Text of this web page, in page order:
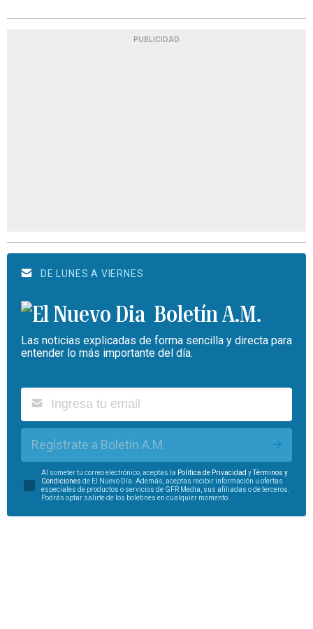
PUBLICIDAD
DE LUNES A VIERNES
Boletín A.M.
Las noticias explicadas de forma sencilla y directa para
entender lo más importante del día.
Regístrate a Boletín A.M.
Al someter tu correo electrónico, aceptas la Política de Privacidad yTérminos y
Condiciones de El Nuevo Día. Además, aceptas recibir información u ofertas
especiales de productos o servicios de GFR Media, sus afiliadas o de terceros.
Podrás optar salirte de los boletines en cualquier momento.